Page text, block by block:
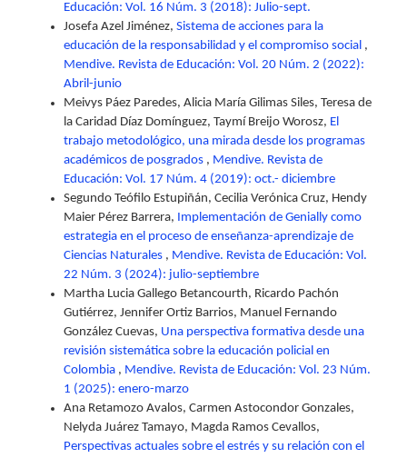
Educación: Vol. 16 Núm. 3 (2018): Julio-sept.
Josefa Azel Jiménez, Sistema de acciones para la
educación de la responsabilidad y el compromiso social ,
Mendive. Revista de Educación: Vol. 20 Núm. 2 (2022):
Abril-junio
Meivys Páez Paredes, Alicia María Gilimas Siles, Teresa de
la Caridad Díaz Domínguez, Taymí Breijo Worosz, El
trabajo metodológico, una mirada desde los programas
académicos de posgrados , Mendive. Revista de
Educación: Vol. 17 Núm. 4 (2019): oct.- diciembre
Segundo Teófilo Estupiñán, Cecilia Verónica Cruz, Hendy
Maier Pérez Barrera, Implementación de Genially como
estrategia en el proceso de enseñanza-aprendizaje de
Ciencias Naturales , Mendive. Revista de Educación: Vol.
22 Núm. 3 (2024): julio-septiembre
Martha Lucia Gallego Betancourth, Ricardo Pachón
Gutiérrez, Jennifer Ortiz Barrios, Manuel Fernando
González Cuevas, Una perspectiva formativa desde una
revisión sistemática sobre la educación policial en
Colombia , Mendive. Revista de Educación: Vol. 23 Núm.
1 (2025): enero-marzo
Ana Retamozo Avalos, Carmen Astocondor Gonzales,
Nelyda Juárez Tamayo, Magda Ramos Cevallos,
Perspectivas actuales sobre el estrés y su relación con el